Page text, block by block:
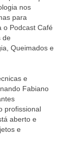
nos
para
o Podcast Café
de
Queimados e
e
Fabiano
profissional
aberto e
e